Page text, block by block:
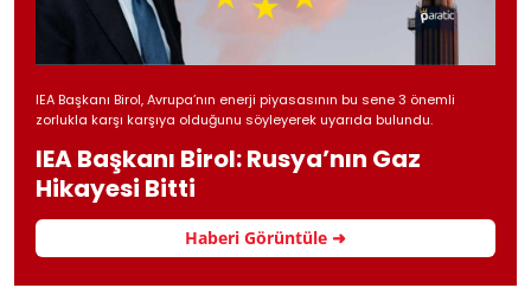
IEA Başkanı Birol, Avrupa’nın enerji piyasasının bu sene 3 önemli
zorlukla karşı karşıya olduğunu söyleyerek uyarıda bulundu.
IEA Başkanı Birol: Rusya’nın Gaz
Hikayesi Bitti
Haberi Görüntüle ➜